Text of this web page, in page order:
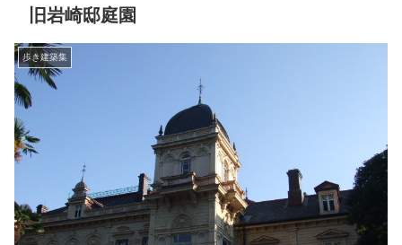
旧岩崎邸庭園
歩き建築集